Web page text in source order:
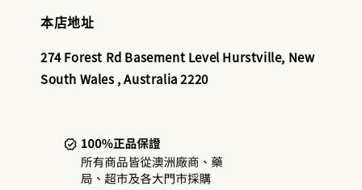
本店地址
274 Forest Rd Basement Level Hurstville, New
South Wales , Australia 2220